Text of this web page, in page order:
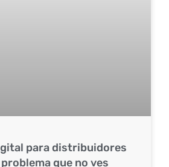
para distribuidores
que no ves